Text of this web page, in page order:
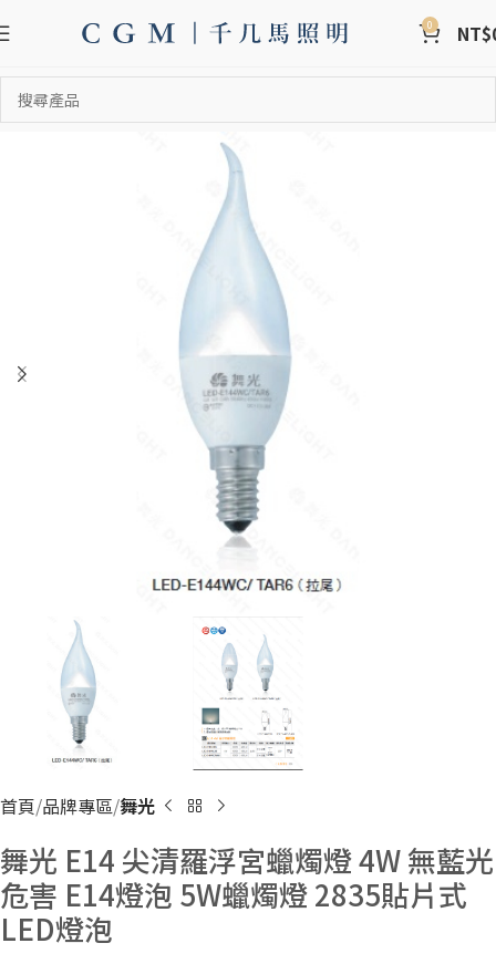
0 NT$
首頁 品牌專區 舞光
舞光 E14 尖清羅浮宮蠟燭燈 4W 無藍光
危害 E14燈泡 5W蠟燭燈 2835貼片式
LED燈泡